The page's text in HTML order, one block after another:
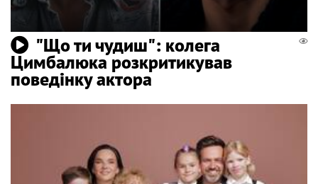
"Що ти чудиш": колега
Цимбалюка розкритикував
поведінку актора